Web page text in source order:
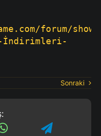
forum/
İndirimleri-
Sonraki